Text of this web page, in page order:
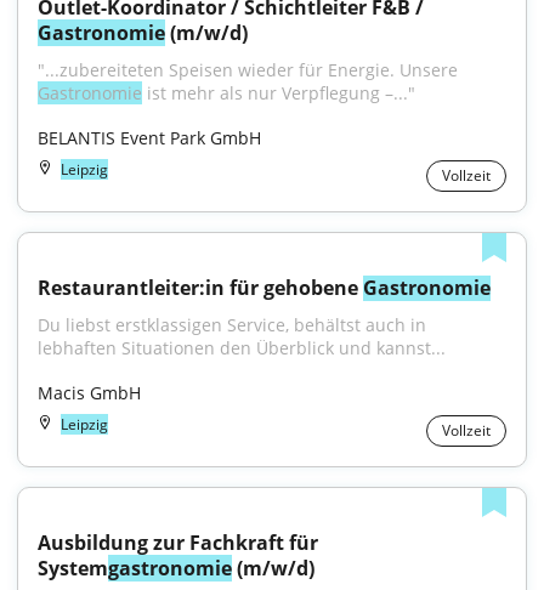
Gastronomie (m/w/d)
Gastronomie ist mehr als nur Verpflegung –..."
BELANTIS Event Park GmbH
Leipzig Vollzeit
Restaurantleiter:in für gehobene Gastronomie
Du liebst erstklassigen Service, behältst auch in
lebhaften Situationen den Überblick und kannst...
Macis GmbH
Leipzig Vollzeit
Ausbildung zur Fachkraft für
Systemgastronomie (m/w/d)